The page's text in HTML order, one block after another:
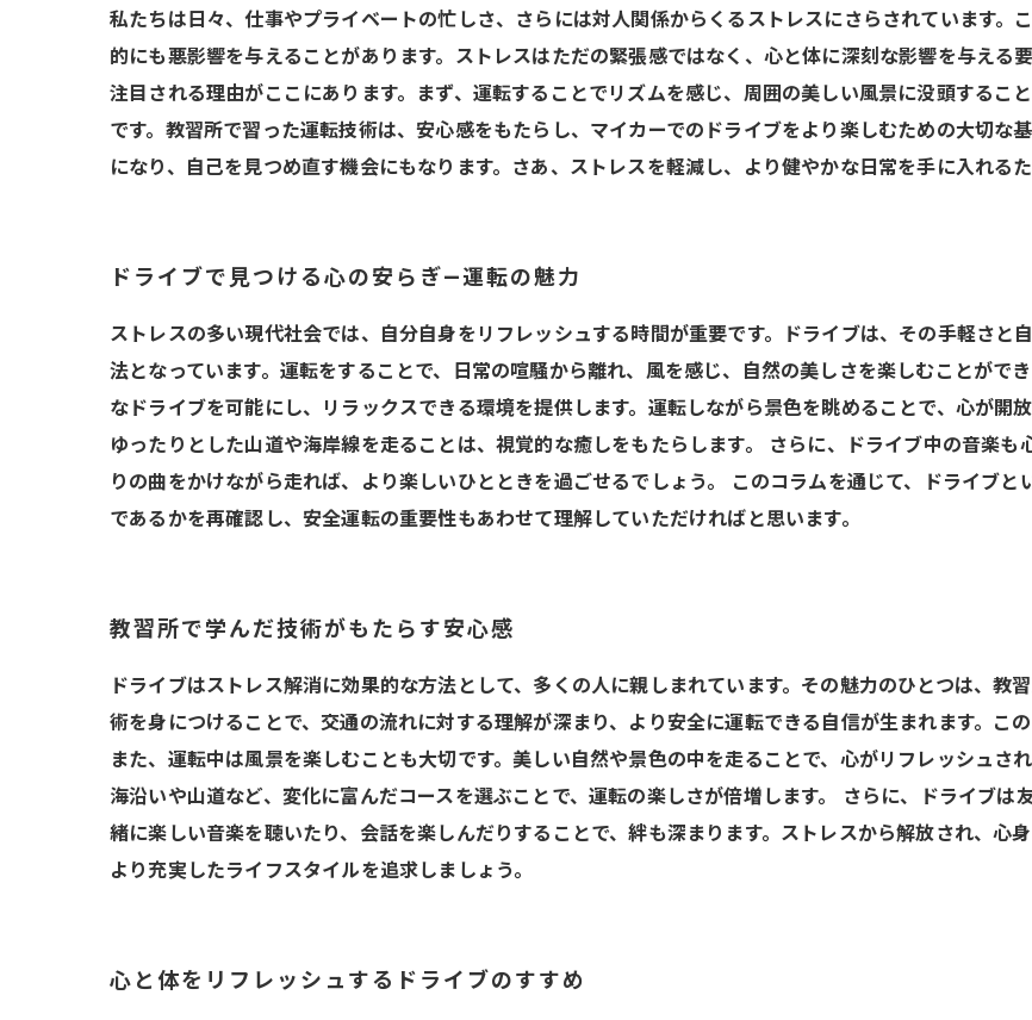
私たちは日々、仕事やプライベートの忙しさ、さらには対人関係からくるストレスにさらされています。
的にも悪影響を与えることがあります。ストレスはただの緊張感ではなく、心と体に深刻な影響を与える
注目される理由がここにあります。まず、運転することでリズムを感じ、周囲の美しい風景に没頭するこ
です。教習所で習った運転技術は、安心感をもたらし、マイカーでのドライブをより楽しむための大切な
になり、自己を見つめ直す機会にもなります。さあ、ストレスを軽減し、より健やかな日常を手に入れる
ドライブで見つける心の安らぎ—運転の魅力
ストレスの多い現代社会では、自分自身をリフレッシュする時間が重要です。ドライブは、その手軽さと
法となっています。運転をすることで、日常の喧騒から離れ、風を感じ、自然の美しさを楽しむことがで
なドライブを可能にし、リラックスできる環境を提供します。運転しながら景色を眺めることで、心が開
ゆったりとした山道や海岸線を走ることは、視覚的な癒しをもたらします。 さらに、ドライブ中の音楽
りの曲をかけながら走れば、より楽しいひとときを過ごせるでしょう。 このコラムを通じて、ドライブ
であるかを再確認し、安全運転の重要性もあわせて理解していただければと思います。
教習所で学んだ技術がもたらす安心感
ドライブはストレス解消に効果的な方法として、多くの人に親しまれています。その魅力のひとつは、教
術を身につけることで、交通の流れに対する理解が深まり、より安全に運転できる自信が生まれます。こ
また、運転中は風景を楽しむことも大切です。美しい自然や景色の中を走ることで、心がリフレッシュさ
海沿いや山道など、変化に富んだコースを選ぶことで、運転の楽しさが倍増します。 さらに、ドライブは
緒に楽しい音楽を聴いたり、会話を楽しんだりすることで、絆も深まります。ストレスから解放され、心
より充実したライフスタイルを追求しましょう。
心と体をリフレッシュするドライブのすすめ